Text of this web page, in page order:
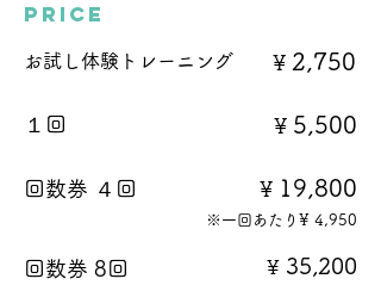
​price
お試し体験トレーニング ¥ 2,750
１回 ¥ 5,500
​回数券 ４回 ¥ 19,800
※一回あたり¥ 4,950
​回数券 8回 ¥ 35,200